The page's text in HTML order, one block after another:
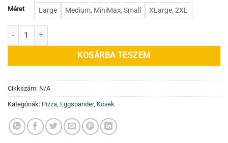
Méret Large Medium, MiniMax, Small XLarge, 2XL
Sütőkő / pizzakő mennyiség
KOSÁRBA TESZEM
Cikkszám: N/A
Kategóriák: Pizza Eggspander, Kövek